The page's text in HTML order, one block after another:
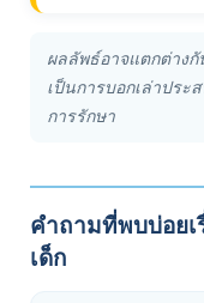
ผลลัพธ์อาจแตกต่าง
เป็นการบอกเล่าปร
การรักษา
คำถามที่พบบ่อยเ
เด็ก